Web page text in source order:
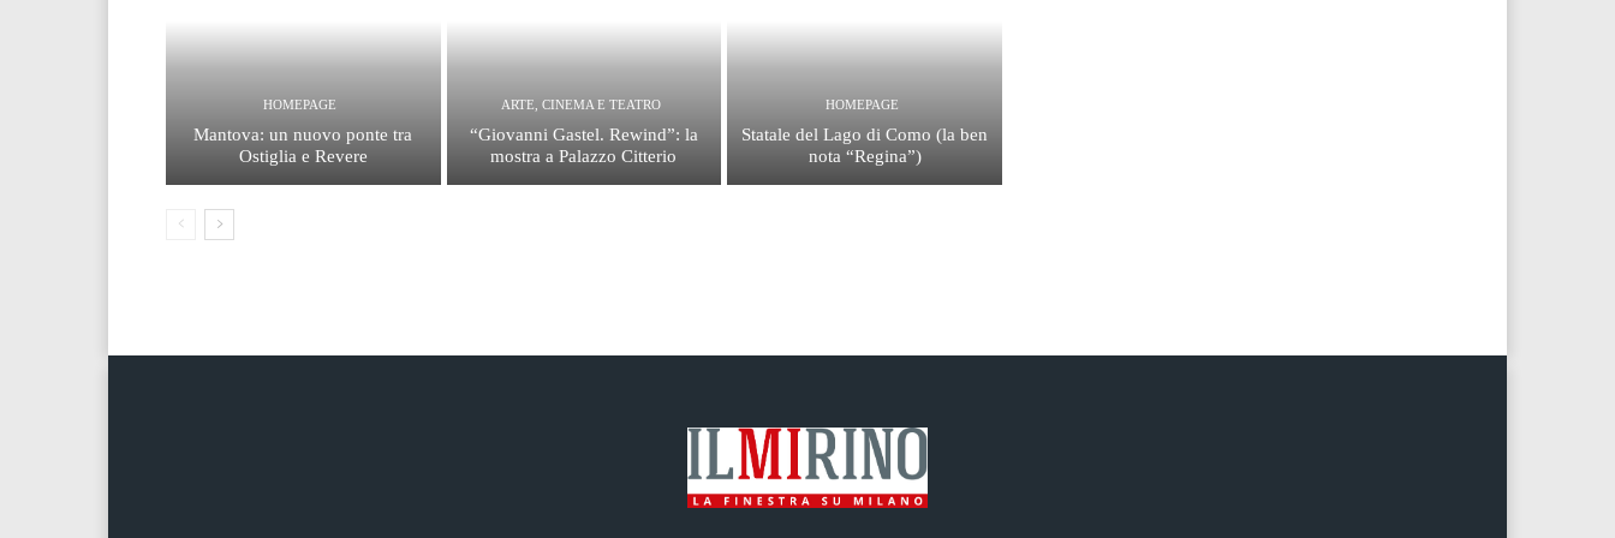
HOMEPAGE
Mantova: un nuovo ponte tra
Ostiglia e Revere
ARTE, CINEMA E TEATRO
“Giovanni Gastel. Rewind”: la
mostra a Palazzo Citterio
HOMEPAGE
Statale del Lago di Como (la ben
nota “Regina”)